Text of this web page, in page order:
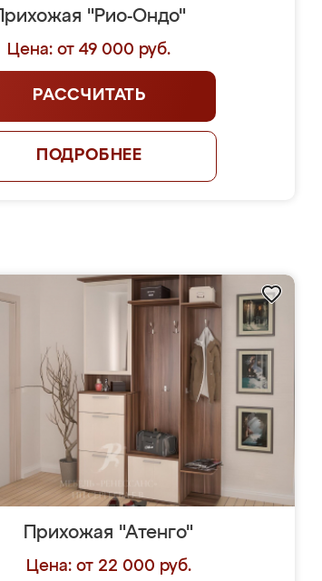
Прихожая "Рио-Ондо"
Цена: от 49 000 руб.
РАССЧИТАТЬ
ПОДРОБНЕЕ
Прихожая "Атенго"
Цена: от 22 000 руб.